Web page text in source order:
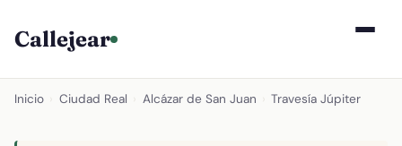
Callejear
Inicio Ciudad Real Alcázar de San Juan Travesía Júpiter